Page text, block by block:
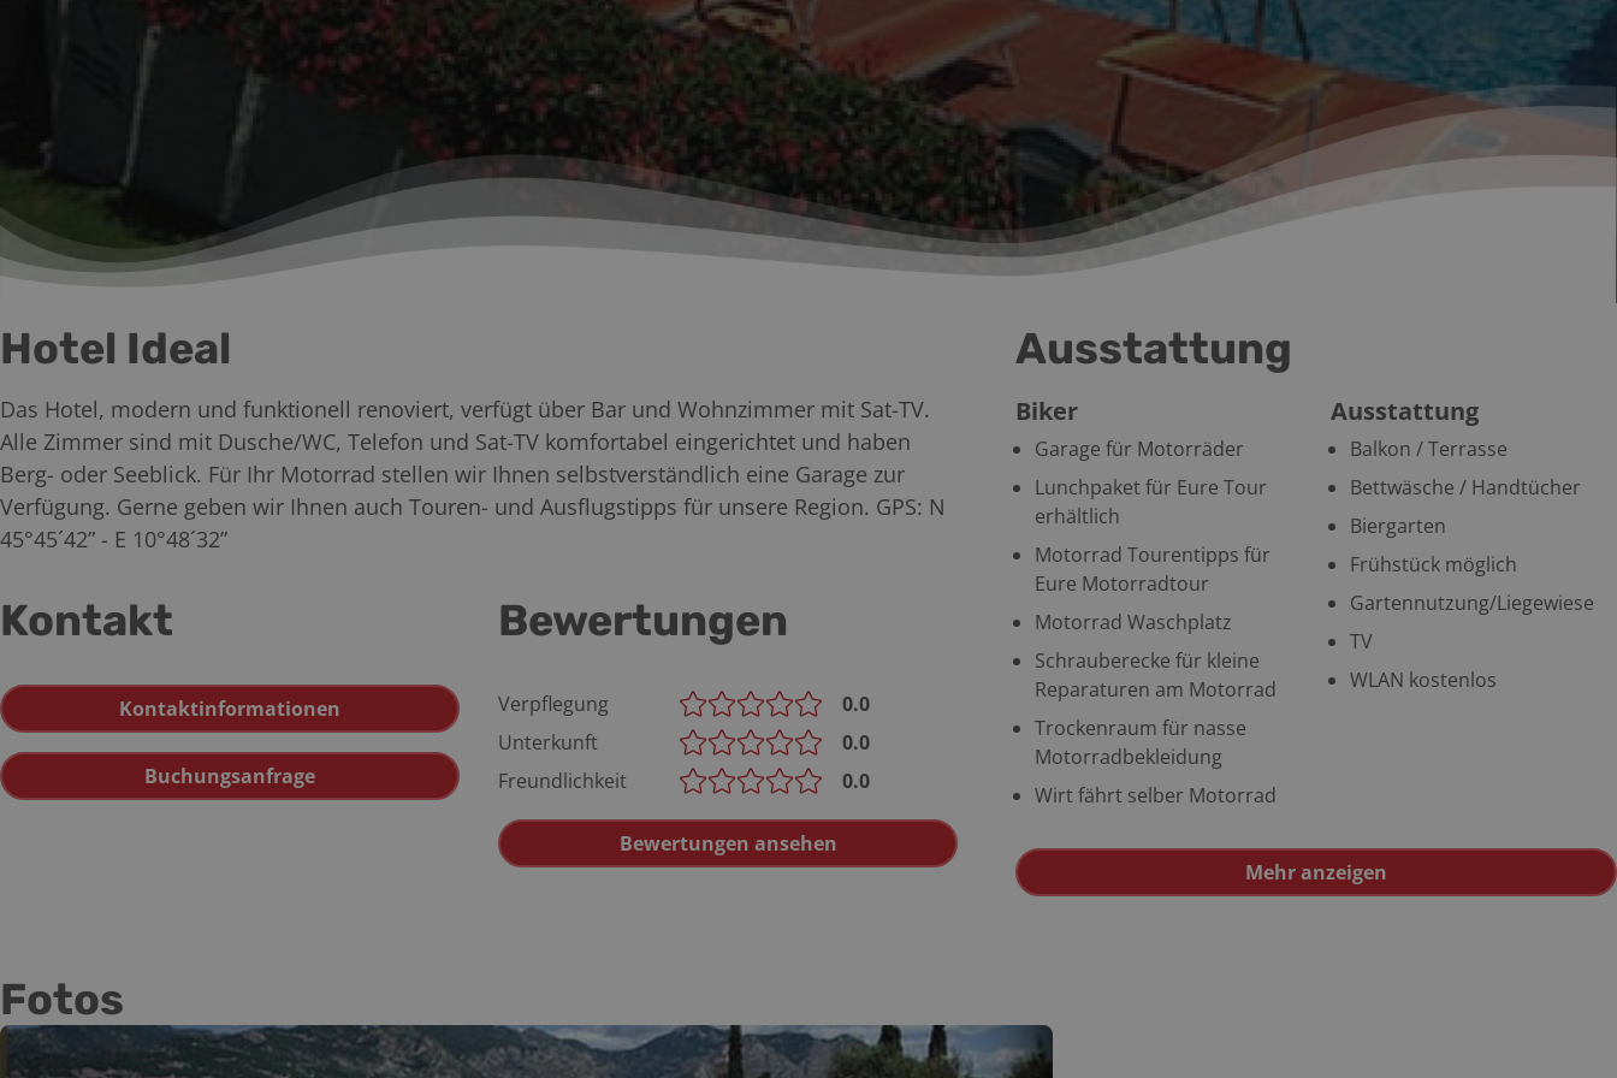
Hotel Ideal
Das Hotel, modern und funktionell renoviert, verfügt über Bar und Wohnzimmer mit Sat-TV.
Alle Zimmer sind mit Dusche/WC, Telefon und Sat-TV komfortabel eingerichtet und haben
Berg- oder Seeblick. Für Ihr Motorrad stellen wir Ihnen selbstverständlich eine Garage zur
Verfügung. Gerne geben wir Ihnen auch Touren- und Ausflugstipps für unsere Region. GPS: N
45°45´42” - E 10°48´32”
Kontakt
Kontaktinformationen
Buchungsanfrage
Bewertungen
Verpflegung
0.0
Unterkunft
0.0
Freundlichkeit
0.0
Bewertungen ansehen
Ausstattung
Biker
Garage für Motorräder
Lunchpaket für Eure Tour
erhältlich
Motorrad Tourentipps für
Eure Motorradtour
Motorrad Waschplatz
Schrauberecke für kleine
Reparaturen am Motorrad
Trockenraum für nasse
Motorradbekleidung
Wirt fährt selber Motorrad
Ausstattung
Balkon / Terrasse
Bettwäsche / Handtücher
Biergarten
Frühstück möglich
Gartennutzung/Liegewiese
TV
WLAN kostenlos
Mehr anzeigen
Fotos